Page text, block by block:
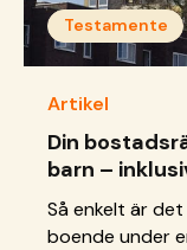
Testamente
Artikel
Din
barn –
Så enkelt är
boende under